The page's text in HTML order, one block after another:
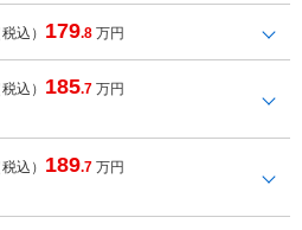
込） 179.8 万円
込） 185.7 万円
込） 189.7 万円